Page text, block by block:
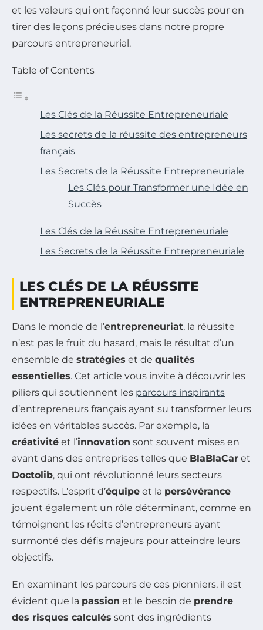
et les valeurs qui ont façonné leur succès pour en
tirer des leçons précieuses dans notre propre
parcours entrepreneurial.
Table of Contents
Les Clés de la Réussite Entrepreneuriale
Les secrets de la réussite des entrepreneurs
français
Les Secrets de la Réussite Entrepreneuriale
Les Clés pour Transformer une Idée en
Succès
Les Clés de la Réussite Entrepreneuriale
Les Secrets de la Réussite Entrepreneuriale
LES CLÉS DE LA RÉUSSITE
ENTREPRENEURIALE
Dans le monde de l’entrepreneuriat, la réussite
n’est pas le fruit du hasard, mais le résultat d’un
ensemble de stratégies et de qualités
essentielles. Cet article vous invite à découvrir les
piliers qui soutiennent les parcours inspirants
d’entrepreneurs français ayant su transformer leurs
idées en véritables succès. Par exemple, la
créativité et l’innovation sont souvent mises en
avant dans des entreprises telles que BlaBlaCar et
Doctolib, qui ont révolutionné leurs secteurs
respectifs. L’esprit d’équipe et la persévérance
jouent également un rôle déterminant, comme en
témoignent les récits d’entrepreneurs ayant
surmonté des défis majeurs pour atteindre leurs
objectifs.
En examinant les parcours de ces pionniers, il est
évident que la passion et le besoin de prendre
des risques calculés sont des ingrédients